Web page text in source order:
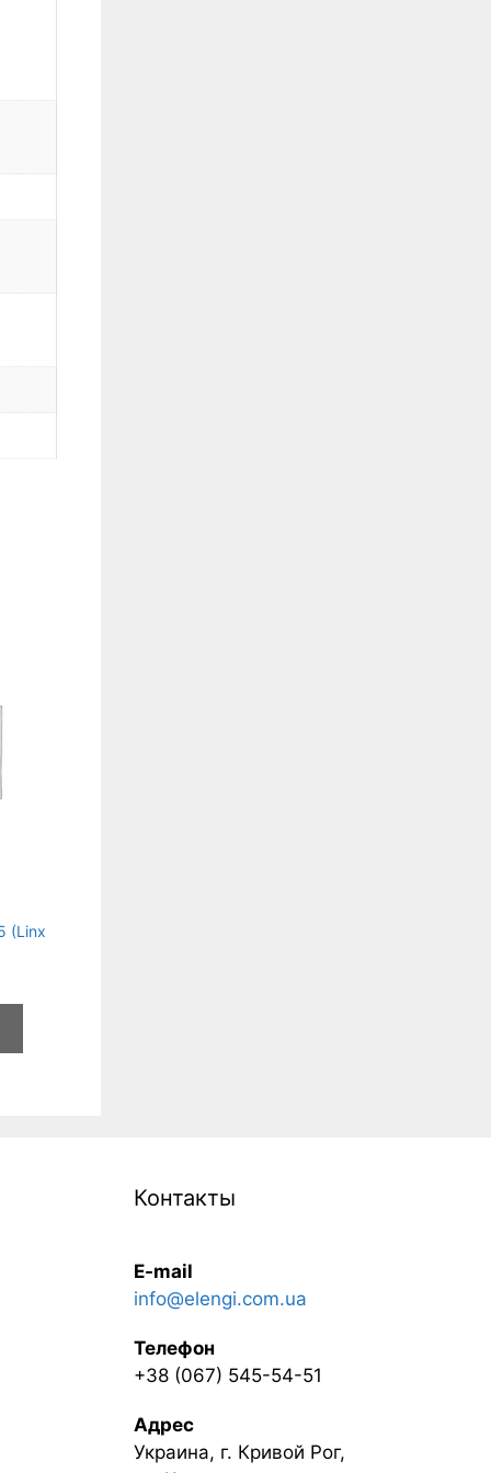
(Linx
Контакты
E-mail
info@elengi.com.ua
Телефон
+38 (067) 545-54-51
Адрес
Украина, г. Кривой Рог,